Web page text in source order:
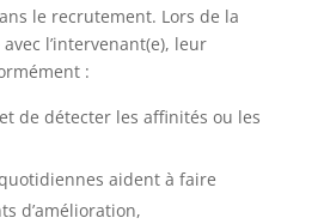
le recrutement. Lors de la
l’intervenant(e), leur
:
de détecter les affinités ou les
aident à faire
d’amélioration,